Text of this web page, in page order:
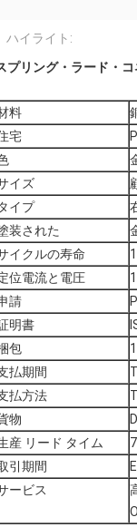
ハイライト:
プリング・ラード・
料
宅
イズ
イプ
装された
イクルの寿命
位電流と電圧
請
明書
包
払期間
払方法
物
産 リード タイム
引期間
ービス